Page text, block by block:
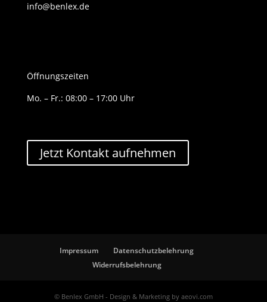
info@benlex.de
Öffnungszeiten
Mo. – Fr.: 08:00 – 17:00 Uhr
Jetzt Kontakt aufnehmen
Impressum
Datenschutzbelehrung
Widerrufsbelehrung
© Benlex GmbH - Design & Marketing by aeovi.com